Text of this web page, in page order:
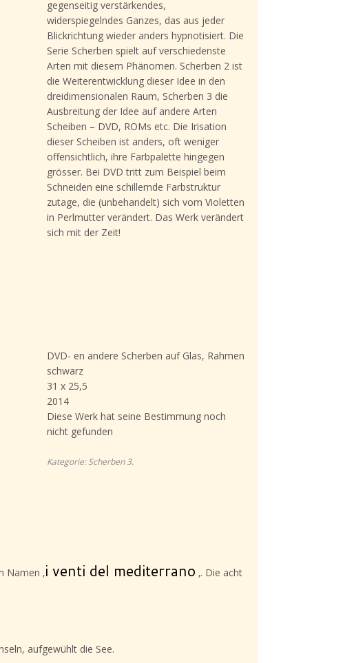
gegenseitig verstärkendes,
widerspiegelndes Ganzes, das aus jeder
Blickrichtung wieder anders hypnotisiert. Die
Serie Scherben spielt auf verschiedenste
Arten mit diesem Phänomen. Scherben 2 ist
die Weiterentwicklung dieser Idee in den
dreidimensionalen Raum, Scherben 3 die
Ausbreitung der Idee auf andere Arten
Scheiben – DVD, ROMs etc. Die Irisation
dieser Scheiben ist anders, oft weniger
offensichtlich, ihre Farbpalette hingegen
grösser. Bei DVD tritt zum Beispiel beim
Schneiden eine schillernde Farbstruktur
zutage, die (unbehandelt) sich vom Violetten
in Perlmutter verändert. Das Werk verändert
sich mit der Zeit!
DVD- en andere Scherben auf Glas, Rahmen
schwarz
31 x 25,5
2014
Diese Werk hat seine Bestimmung noch
nicht gefunden
Kategorie:Scherben 3.
Namen ‚i venti del mediterrano ‚. Die acht
aufgewühlt die See.